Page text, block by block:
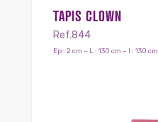
TAPIS CLOWN
Ref.844
Ep : 2 cm – L : 130 cm – l : 130 cm